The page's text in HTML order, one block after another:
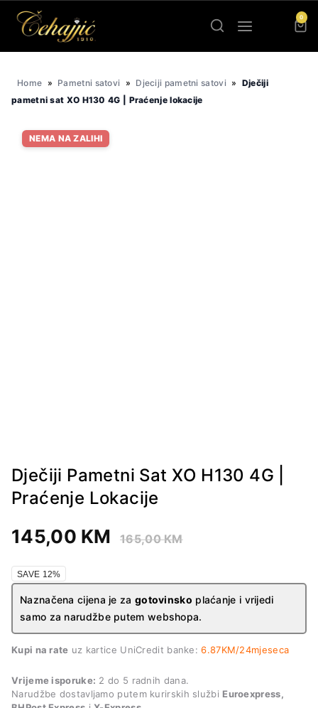
0
Home » Pametni satovi » Djeciji pametni satovi » Dječiji
pametni sat XO H130 4G | Praćenje lokacije
NEMA NA ZALIHI
Dječiji Pametni Sat XO H130 4G |
Praćenje Lokacije
145,00 KM 165,00KM
SAVE 12%
Naznačena cijena je za gotovinsko plaćanje i vrijedi
samo za narudžbe putem webshopa.
Kupi na rate uz kartice UniCredit banke:6.87KM/24mjeseca
Vrijeme isporuke: 2 do 5 radnih dana.
Narudžbe dostavljamo putem kurirskih službi Euroexpress,